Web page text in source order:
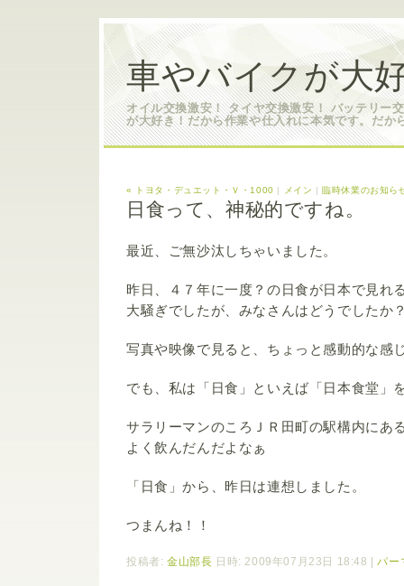
車やバイクが大
オイル交換激安！ タイヤ交換激安！ バッテリー
が大好き！だから作業や仕入れに本気です。だか
« トヨタ・デュエット・Ｖ・1000 | メイン |臨時休業のお知ら
日食って、神秘的ですね。
最近、ご無沙汰しちゃいました。
昨日、４７年に一度？の日食が日本で見れ
大騒ぎでしたが、みなさんはどうでしたか
写真や映像で見ると、ちょっと感動的な感
でも、私は「日食」といえば「日本食堂」
サラリーマンのころＪＲ田町の駅構内にあ
よく飲んだんだよなぁ
「日食」から、昨日は連想しました。
つまんね！！
投稿者:金山部長 日時: 2009年07月23日 18:48 パー